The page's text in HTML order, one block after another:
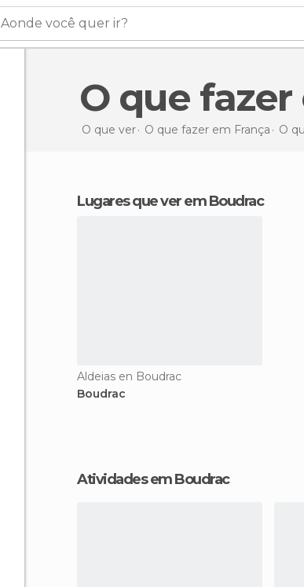
Aonde você quer ir?
O que
O que ver O que fazer em França O
Lugares que ver em Boudrac
Aldeias en Boudrac
Boudrac
Atividades em Boudrac